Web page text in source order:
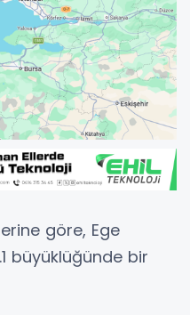
göre, Ege
büyüklüğünde bir